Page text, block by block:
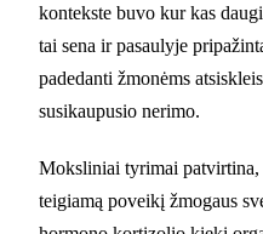
kontekste buvo kur kas
tai sena ir pasaulyje
padedanti žmonėms
susikaupusio nerimo.
Moksliniai tyrimai
teigiamą poveikį žmogaus